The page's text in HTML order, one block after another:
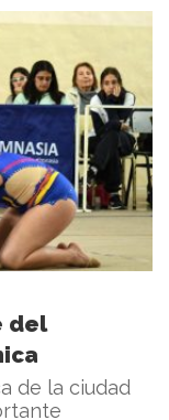
del
de la ciudad